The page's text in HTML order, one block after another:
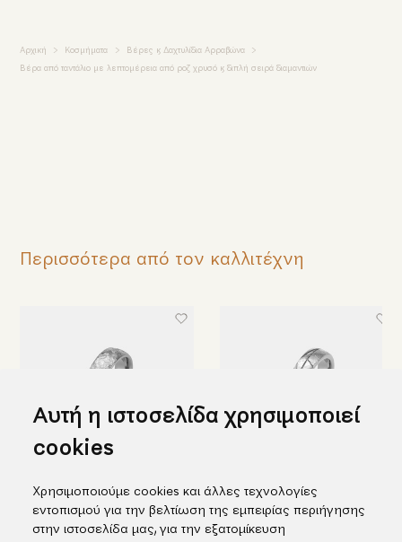
Αυτή η ιστοσελίδα χρησιμοποιεί
cookies
Χρησιμοποιούμε cookies και άλλες τεχνολογίες
εντοπισμού για την βελτίωση της εμπειρίας περιήγησης
στην ιστοσελίδα μας, για την εξατομίκευση
Αρχική Κοσμήματα Βέρες & Δαχτυλίδια Αρραβώνα
Βέρα από ταντάλιο με λεπτομέρεια από ροζ χρυσό & διπλή σειρά διαμαντιών
Περισσότερα από τον καλλιτέχνη
Βέρα από ταντάλιο με
ιδιαίτερη επιφάνεια
Από 1.076,00€
Βέρα από ταντάλιο με σχέδιο
αστεριών
Από 975,00€